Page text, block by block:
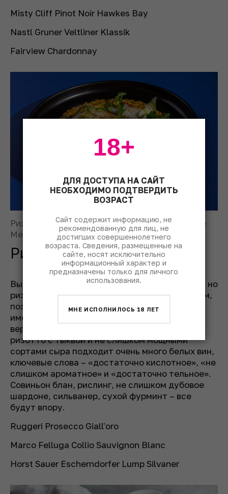
Misty Cliff Pinot Noir Hawkes Bay
Nastl Gruner Veltliner Klassik
Fairview Chardonnay
Ризотто с тыквой и кальмарами. Фото: © Lure
Me
Ризотто с тыквой
Выбор вин будет почти такой же, как к пасте, но
ризотто всегда хорошо смотрится с игристым,
поэтому шардоне, например, лучше взять
именно в таком исполнении. Кстати, сухие
версии
ризотто с тыквой и не слишком мощными
сортами сыра подходит очень много белых вин,
ключевые слова – «достаточно кислотное», «не
слишком ароматное» и «достаточно тельное».
Совиньон блан, рислинг, не слишком дубовое
шардоне, сильванер, сухой фурминт – все
будут впору.
Ruggeri Prosecco Giall'oro
Marco Felluga Collio Sauvignon Blanc
Horst Sauer Escherndorfer Lump Silvaner
ДЛЯ ДОСТУПА НА САЙТ
НЕОБХОДИМО ПОДТВЕРДИТЬ
ВОЗРАСТ
Сайт содержит информацию, не
рекомендованную для лиц, не
достигших совершеннолетнего
возраста. Сведения, размещенные на
сайте, носят исключительно
информационный характер и
предназначены только для личного
использования.
МНЕ ИСПОЛНИЛОСЬ 18 ЛЕТ
18+